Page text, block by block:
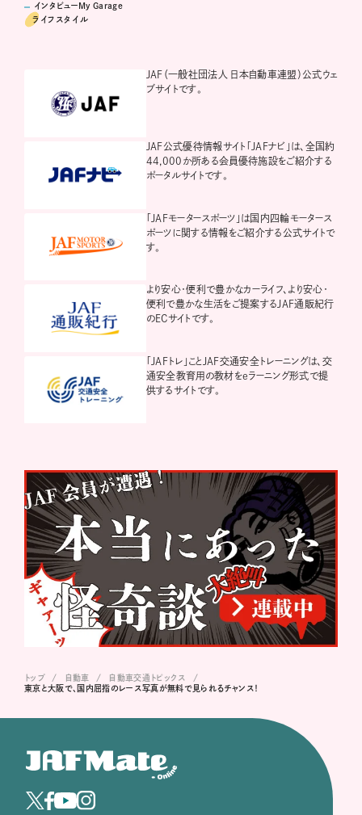
インタビューMy Garage
ライフスタイル
JAF（一般社団法人 日本自動車連盟）公式ウェ
ブサイトです。
JAF公式優待情報サイト「JAFナビ」は、全国約
44,000か所ある会員優待施設をご紹介する
ポータルサイトです。
「JAFモータースポーツ」は国内四輪モータース
ポーツに関する情報をご紹介する公式サイトで
す。
より安心・便利で豊かなカーライフ、より安心・
便利で豊かな生活をご提案するJAF通販紀行
のECサイトです。
「JAFトレ」ことJAF交通安全トレーニングは、交
通安全教育用の教材をeラーニング形式で提
供するサイトです。
トップ 自動車
自動車交通トピックス
東京と大阪で、国内屈指のレース写真が無料で見られるチャンス！